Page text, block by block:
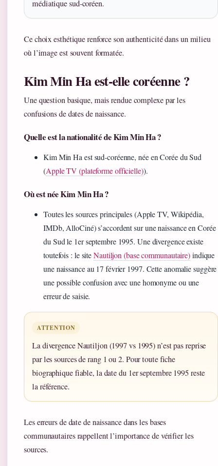
médiatique sud-coréen.
Ce choix esthétique renforce son authenticité dans un milieu
où l’image est souvent formatée.
Kim Min Ha est-elle coréenne ?
Une question basique, mais rendue complexe par les
confusions de dates de naissance.
Quelle est la nationalité de Kim Min Ha ?
Kim Min Ha est sud-coréenne, née en Corée du Sud
(Apple TV (plateforme officielle)).
Où est née Kim Min Ha ?
Toutes les sources principales (Apple TV, Wikipédia,
IMDb, AlloCiné) s’accordent sur une naissance en Corée
du Sud le 1er septembre 1995. Une divergence existe
toutefois : le siteNautiljon (base communautaire)indique
une naissance au 17 février 1997. Cette anomalie suggère
une possible confusion avec une homonyme ou une
erreur de saisie.
ATTENTION
La divergence Nautiljon (1997 vs 1995) n’est pas reprise
par les sources de rang 1 ou 2. Pour toute fiche
biographique fiable, la date du 1er septembre 1995 reste
la référence.
Les erreurs de date de naissance dans les bases
communautaires rappellent l’importance de vérifier les
sources.